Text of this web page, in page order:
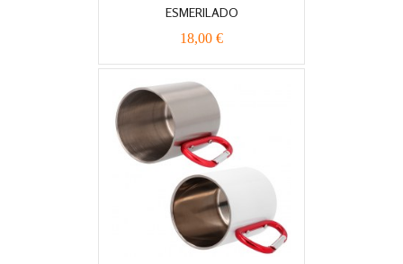
ESMERILADO
18,00 €